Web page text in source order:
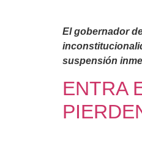
El gobernador
suspensión
ENTRA